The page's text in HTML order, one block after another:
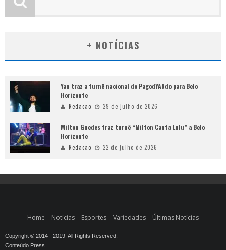
+ NOTÍCIAS
Yan traz a turnê nacional do PagodYANdo para Belo
Horizonte
Redacao 29 de julho de 2026
Milton Guedes traz turnê “Milton Canta Lulu” a Belo
Horizonte
Redacao 22 de julho de 2026
Home Notícias Esportes Variedades Últimas Notícias
Copyright © 2014 - 2019. All Rights Reserved.
Conteúdo Press